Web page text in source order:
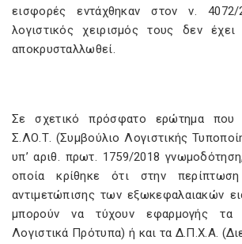
εισφορές εντάχθηκαν στον ν.
λογιστικός χειρισμός τους δεν
αποκρυσταλλωθεί.
Σε σχετικό πρόσφατο ερώτημα που
Σ.ΛΟ.Τ. (Συμβούλιο Λογιστικής
υπ’ αριθ. πρωτ. 1759/2018
οποία κρίθηκε ότι στην περίπτωση
αντιμετώπισης των εξωκεφαλαιακών
μπορούν να τύχουν εφαρμογής τα
Λογιστικά Πρότυπα) ή και τα Δ.Π.Χ.Α.